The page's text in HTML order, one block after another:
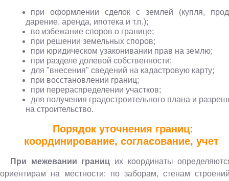
при оформлении сделок с землей (купля,
дарение, аренда, ипотека и т.п.);
во избежание споров о границе;
при решении земельных споров;
при юридическом узаконивании прав на землю;
при разделе долевой собственности;
для "внесения" сведений на кадастровую карту;
при восстановлении границ;
при перераспределении участков;
для получения градостроительного плана и
на строительство.
Порядок уточнения границ:
координирование, согласование, учет
При межевании границ их координаты
ориентирам на местности: по заборам, стенам